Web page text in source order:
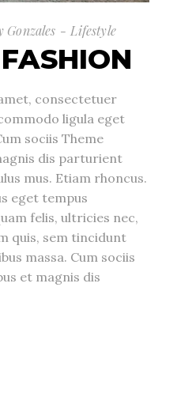
Gonzales Lifestyle
consectetuer
ligula eget
sociis Theme
dis parturient
mus. Etiam rhoncus.
eget tempus
felis, ultricies nec,
quis, sem tincidunt
massa. Cum sociis
et magnis dis